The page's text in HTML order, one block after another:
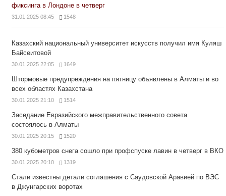
фиксинга в Лондоне в четверг
31.01.2025 08:45 1548
Казахский национальный университет искусств получил имя Куляш
Байсеитовой
30.01.2025 22:05 1649
Штормовые предупреждения на пятницу объявлены в Алматы и во
всех областях Казахстана
30.01.2025 21:10 1514
Заседание Евразийского межправительственного совета
состоялось в Алматы
30.01.2025 20:15 1520
380 кубометров снега сошло при профспуске лавин в четверг в ВКО
30.01.2025 20:10 1319
Стали известны детали соглашения с Саудовской Аравией по ВЭС
в Джунгарских воротах